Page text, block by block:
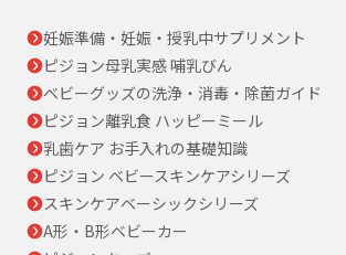
妊娠準備・妊娠・授乳中サプリメント
ピジョン母乳実感 哺乳びん
ベビーグッズの洗浄・消毒・除菌ガイド
ピジョン離乳食 ハッピーミール
乳歯ケア お手入れの基礎知識
ピジョン ベビースキンケアシリーズ
スキンケアベーシックシリーズ
A形・B形ベビーカー